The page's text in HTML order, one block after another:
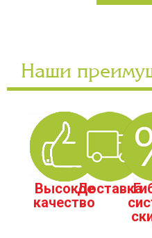
Наши
Высокое
качество
Доставка